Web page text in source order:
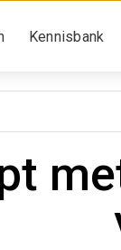
Kennisbank
met